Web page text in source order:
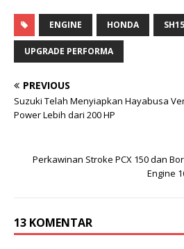
ENGINE HONDA
UPGRADE PERFORMA
PREVIOUS
Suzuki Telah Menyiapkan Hayabusa
Power Lebih dari 200 HP
Perkawinan Stroke PCX 150 dan
Engine
13 KOMENTAR